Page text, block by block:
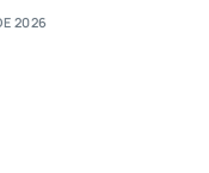
2026